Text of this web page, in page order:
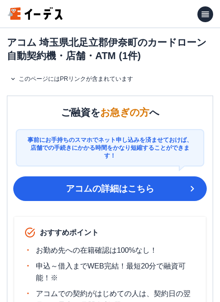
アコム 埼玉県北足立郡伊奈町のカードローン
自動契約機・店舗・ATM (1件)
このページにはPRリンクが含まれています
ご融資をお急ぎの方へ
事前にお手持ちのスマホでネット申し込みを済ませておけば、
店舗での手続きにかかる時間をかなり短縮することができま
す！
アコムの詳細はこちら
おすすめポイント
お勤め先への在籍確認は100%なし！
申込～借入までWEB完結！最短20分で融資可
能！※
アコムでの契約がはじめての人は、契約日の翌